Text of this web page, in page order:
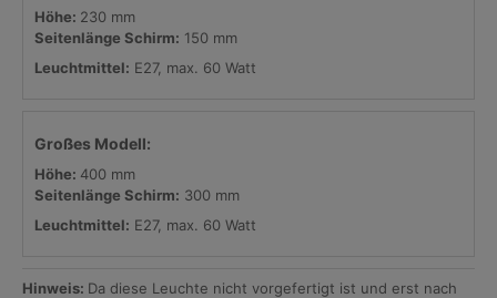
Höhe: 230 mm
Seitenlänge Schirm: 150 mm
Leuchtmittel: E27, max. 60 Watt
Großes Modell:
Höhe: 400 mm
Seitenlänge Schirm: 300 mm
Leuchtmittel: E27, max. 60 Watt
Hinweis: Da diese Leuchte nicht vorgefertigt ist und erst nach